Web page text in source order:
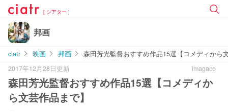
[ シアター ]
邦画
ciatr 映画 邦画
森田芳光監督おすすめ作品15選【コメディから
2017年12月28日更新
imagaco
森田芳光監督おすすめ作品15選【コメディか
ら文芸作品まで】